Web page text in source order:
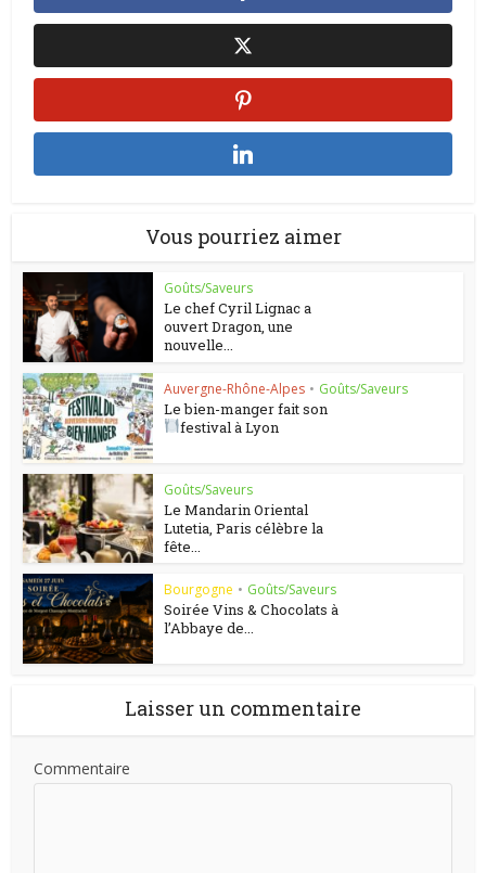
Vous pourriez aimer
Goûts/Saveurs
Le chef Cyril Lignac a
ouvert Dragon, une
nouvelle...
Auvergne-Rhône-Alpes • Goûts/Saveurs
Le bien-manger fait son
festival à Lyon
Goûts/Saveurs
Le Mandarin Oriental
Lutetia, Paris célèbre la
fête...
Bourgogne • Goûts/Saveurs
Soirée Vins & Chocolats à
l’Abbaye de...
Laisser un commentaire
Commentaire